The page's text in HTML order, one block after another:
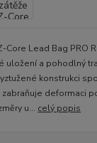
Core Lead Bag PRO
uložení a pohodlný
konstrukci
deformaci
u... celý popis